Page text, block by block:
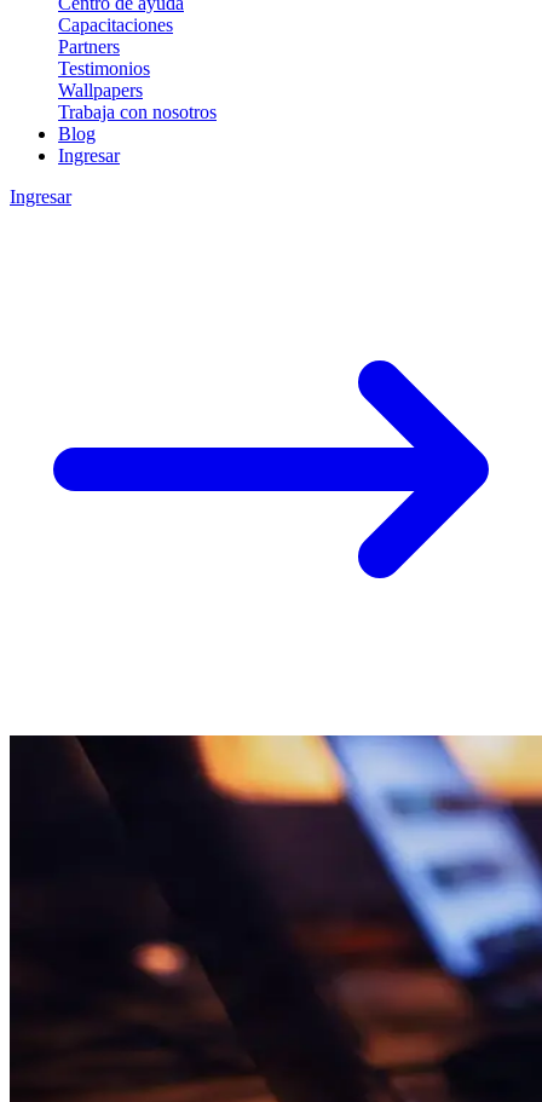
Capacitaciones
Partners
Testimonios
Wallpapers
Trabaja con nosotros
Blog
Ingresar
Ingresar